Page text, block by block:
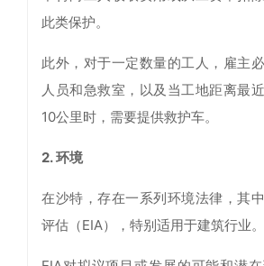
此类保护。
此外，对于一定数量的工人，雇主
人员和急救室，以及当工地距离最
10公里时，需要提供救护车。
2. 环境
在沙特，存在一系列环境法律，其
评估（EIA），特别适用于建筑行业。